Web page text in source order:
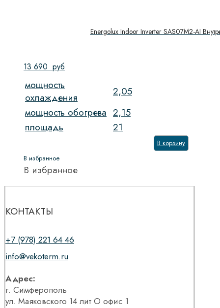
Energolux Indoor Inverter SAS07M2-AI
13 690 руб
мощность
охлаждения
2,05
мощность обогрева 2,15
площадь
21
В корзину
В избранное
В избранное
КОНТАКТЫ
+7 (978) 221 64 46
info@vekoterm.ru
Адрес:
г. Симферополь
ул. Маяковского 14 лит О офис 1